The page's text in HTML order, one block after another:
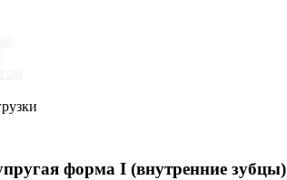
форма I (внутренние зубцы)